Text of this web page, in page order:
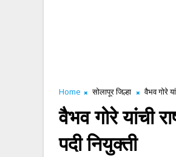
Home सोलापूर जिल्हा वैभव गोरे
वैभव गोरे यांची
पदी नियुक्ती